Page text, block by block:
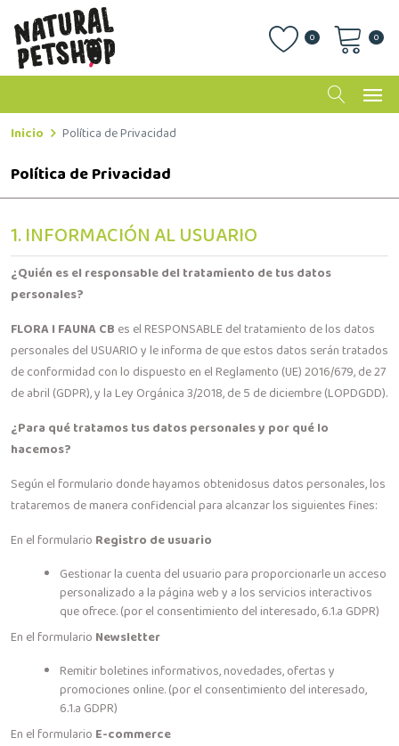
0 0
Inicio Política de Privacidad
Política de Privacidad
1. INFORMACIÓN AL USUARIO
¿Quién es el responsable del tratamiento de tus datos
personales?
FLORA I FAUNA CB es el RESPONSABLE del tratamiento de los datos
personales del USUARIO y le informa de que estos datos serán tratados
de conformidad con lo dispuesto en el Reglamento (UE) 2016/679, de 27
de abril (GDPR), y la Ley Orgánica 3/2018, de 5 de diciembre (LOPDGDD).
¿Para qué tratamos tus datos personales y por qué lo
hacemos?
Según el formulario donde hayamos obtenidosus datos personales, los
trataremos de manera confidencial para alcanzar los siguientes fines:
En el formulario Registro de usuario
Gestionar la cuenta del usuario para proporcionarle un acceso
personalizado a la página web y a los servicios interactivos
que ofrece. (por el consentimiento del interesado, 6.1.a GDPR)
En el formulario Newsletter
Remitir boletines informativos, novedades, ofertas y
promociones online. (por el consentimiento del interesado,
6.1.a GDPR)
En el formulario E-commerce